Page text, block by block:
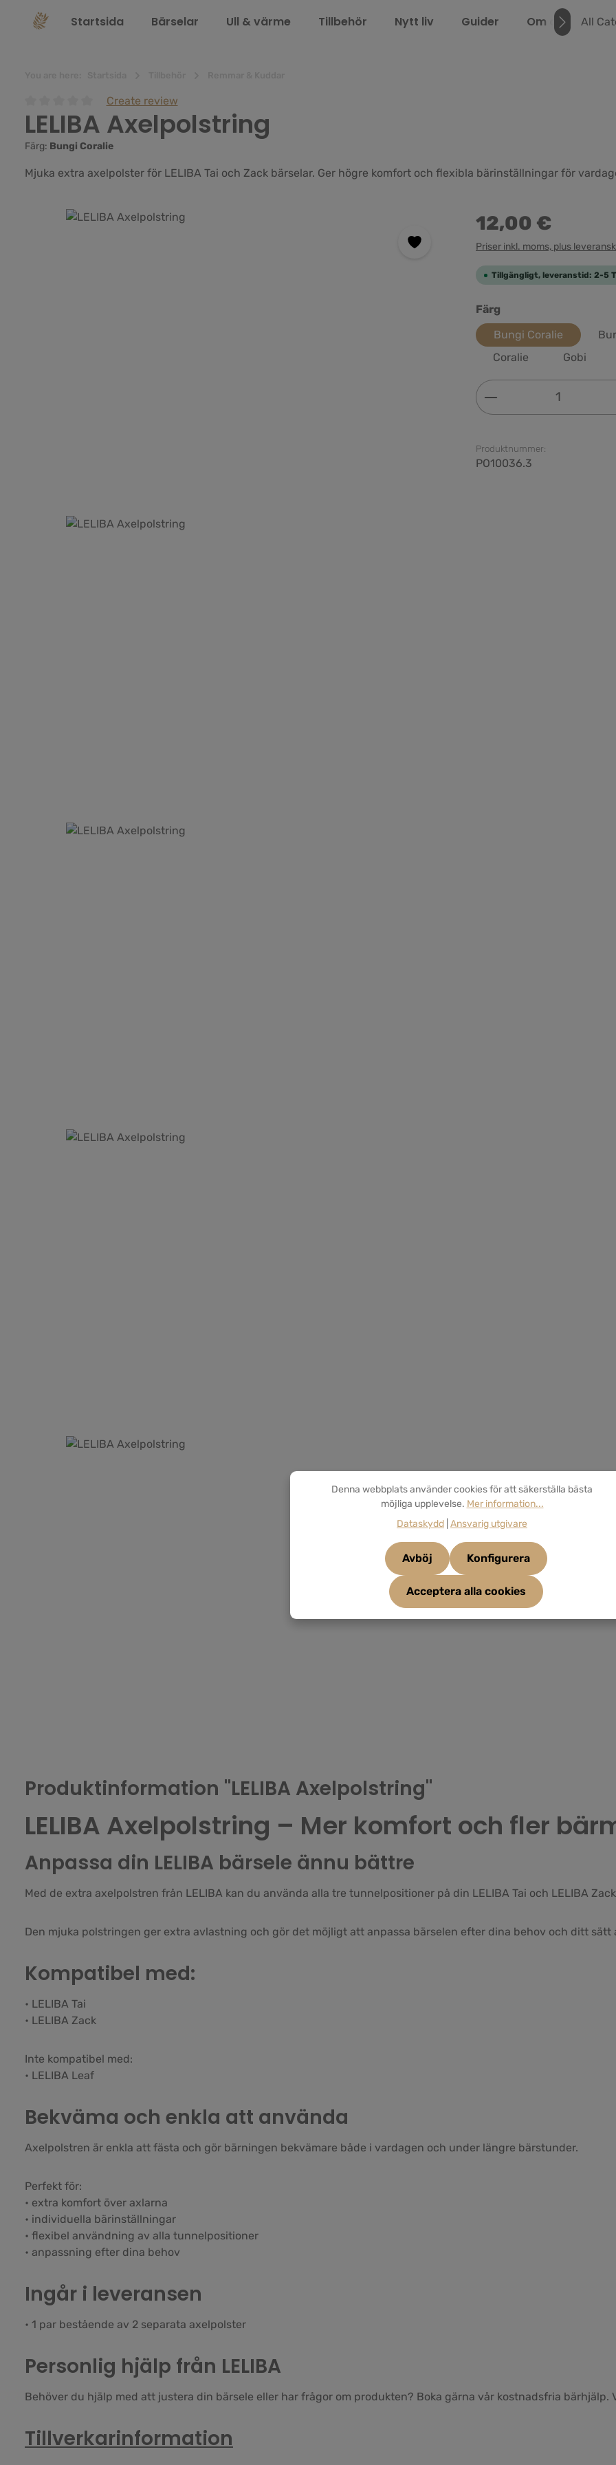
Hoppa till huvudnavigering
Startsida Bärselar Ull & värme Tillbehör Nytt liv Guider Om oss All
Genomsnittligt betyg på 0 av 5 stjärnor
Create review
LELIBA Axelpolstring
Färg: Bungi Coralie
Mjuka extra axelpolster för LELIBA Tai och Zack bärselar. Ger högre komfort och flexibla bärinställningar för
Hoppa över bildgalleri 12,00 €
Priser inkl. moms, plus
Tillgängligt, leveranstid: 2-5
Välj
Färg
Bungi Coralie
Coralie
Gobi
Produktkvantitet:
Produktnummer:
PO10036.3
Produktinformation "LELIBA Axelpolstring"
LELIBA Axelpolstring – Mer komfort och fler
Anpassa din LELIBA bärsele ännu bättre
Med de extra axelpolstren från LELIBA kan du använda alla tre tunnelpositioner på din LELIBA Tai och LELIBA
Den mjuka polstringen ger extra avlastning och gör det möjligt att anpassa bärselen efter dina behov och ditt sätt
Kompatibel med:
• LELIBA Tai
• LELIBA Zack
Inte kompatibel med:
• LELIBA Leaf
Bekväma och enkla att använda
Axelpolstren är enkla att fästa och gör bärningen bekvämare både i vardagen och under längre bärstunder.
Perfekt för:
• extra komfort över axlarna
• individuella bärinställningar
• flexibel användning av alla tunnelpositioner
• anpassning efter dina behov
Ingår i leveransen
• 1 par bestående av 2 separata axelpolster
Personlig hjälp från LELIBA
Behöver du hjälp med att justera din bärsele eller har frågor om produkten? Boka gärna vår kostnadsfria
Tillverkarinformation
Denna webbplats använder cookies för att säkerställa bästa
möjliga upplevelse. Mer information...
Dataskydd Ansvarig utgivare
Avböj Konfigurera
Acceptera alla cookies